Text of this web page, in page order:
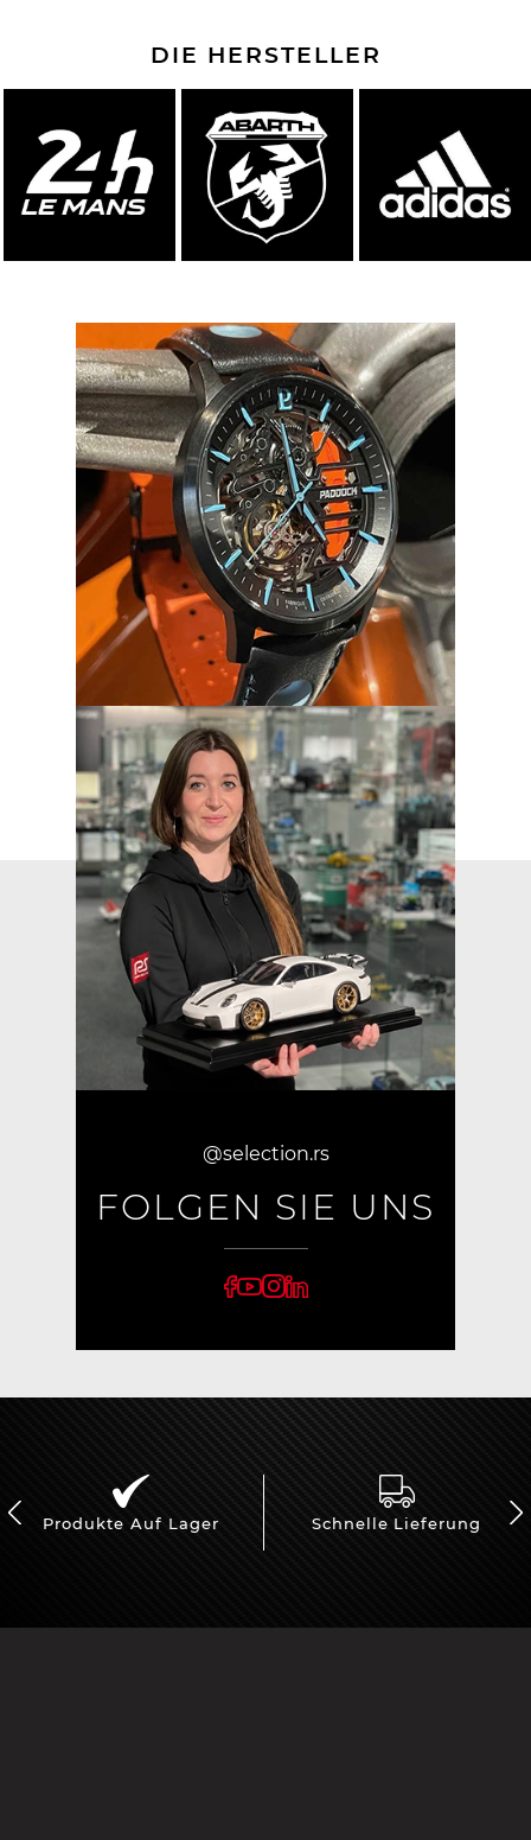
DIE HERSTELLER
@selection.rs
FOLGEN SIE UNS
Produkte Auf Lager Schnelle Lieferung